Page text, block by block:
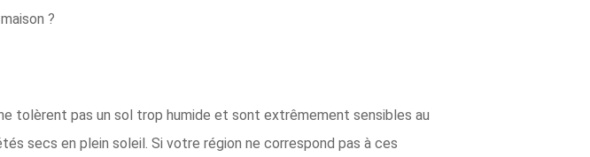
?
tolèrent pas un sol trop humide et sont extrêmement sensibles au
secs en plein soleil. Si votre région ne correspond pas à ces